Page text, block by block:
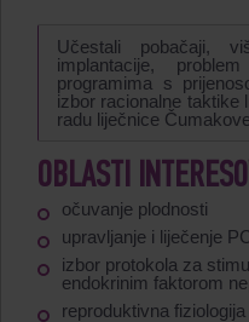
Učestali pobačaji,
implantacije,
programima s
izbor racionalne taktike
radu liječnice
OBLASTI
očuvanje plodnosti
upravljanje i liječenje
izbor protokola za
endokrinim faktorom
reproduktivna fiziologija